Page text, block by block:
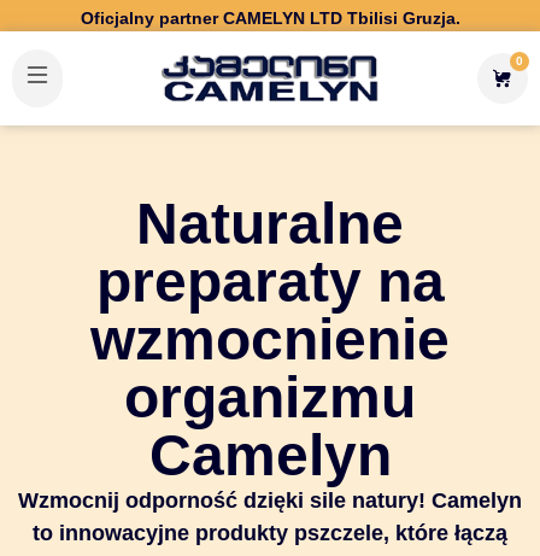
Oficjalny partner CAMELYN LTD Tbilisi Gruzja.
0
Naturalne
preparaty na
wzmocnienie
organizmu
Camelyn
Wzmocnij odporność dzięki sile natury! Camelyn
to innowacyjne produkty pszczele, które łączą